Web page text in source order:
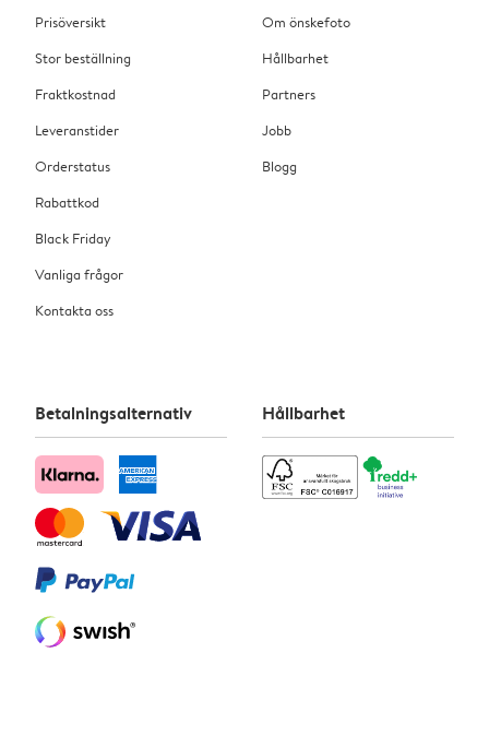
Prisöversikt
Stor beställning
Fraktkostnad
Leveranstider
Orderstatus
Rabattkod
Black Friday
Vanliga frågor
Kontakta oss
Om önskefoto
Hållbarhet
Partners
Jobb
Blogg
Betalningsalternativ Hållbarhet